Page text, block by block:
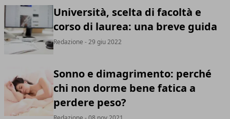
Università, scelta di facoltà e
corso di laurea: una breve guida
Redazione - 29 giu 2022
Sonno e dimagrimento: perché
chi non dorme bene fatica a
perdere peso?